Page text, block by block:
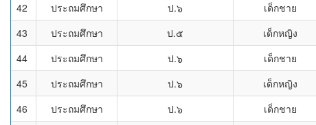
42
ประถมศึกษา ป.๖ เด็กชาย
43
ประถมศึกษา ป.๕ เด็กหญิง
44
ประถมศึกษา ป.๖ เด็กชาย
45
ประถมศึกษา ป.๖ เด็กหญิง
46
ประถมศึกษา ป.๖ เด็กชาย